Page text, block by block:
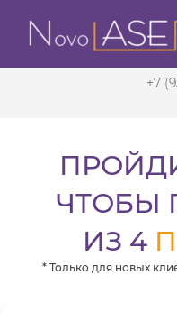
+7
Санкт-Петербург
в 5 мин. от м. Садовая
ЧТОБЫ
ИЗ 4
* Только для новых